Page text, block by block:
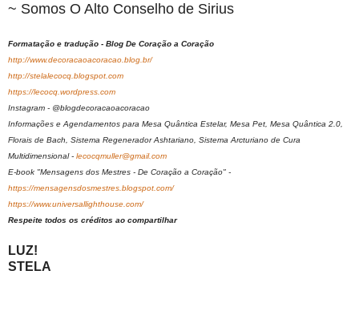
~ Somos O Alto Conselho de Sirius
Formatação e tradução - Blog De Coração a Coração
http://www.decoracaoacoracao.blog.br/
http://stelalecocq.blogspot.com
https://lecocq.wordpress.com
Instagram - @blogdecoracaoacoracao
Informações e Agendamentos para Mesa Quântica Estelar, Mesa Pet, Mesa Quântica 2.0,
Florais de Bach, Sistema Regenerador Ashtariano, Sistema Arcturiano de Cura
Multidimensional - lecocqmuller@gmail.com
E-book "Mensagens dos Mestres - De Coração a Coração" -
https://mensagensdosmestres.blogspot.com/
https://www.universallighthouse.com/
Respeite todos os créditos ao compartilhar
LUZ!
STELA